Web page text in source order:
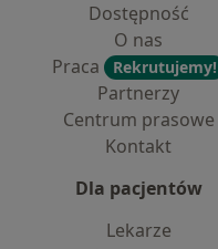
Dostępność
O nas
Praca
Rekrutujemy!
Partnerzy
Centrum prasowe
Kontakt
Dla pacjentów
Lekarze